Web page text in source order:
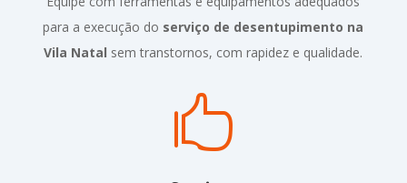
para a execução do serviço de desentupimento na
Vila Natal sem transtornos, com rapidez e qualidade.
